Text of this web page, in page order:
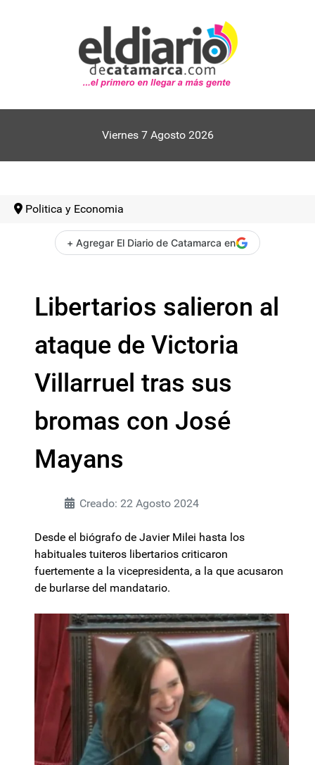
Viernes 7 Agosto 2026
Politica y Economia
+ Agregar El Diario de Catamarca en
Libertarios salieron al
ataque de Victoria
Villarruel tras sus
bromas con José
Mayans
Creado: 22 Agosto 2024
Desde el biógrafo de Javier Milei hasta los
habituales tuiteros libertarios criticaron
fuertemente a la vicepresidenta, a la que acusaron
de burlarse del mandatario.